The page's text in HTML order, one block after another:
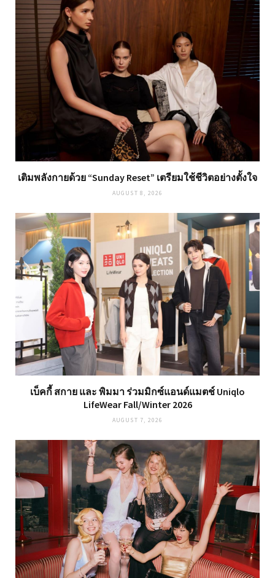
เติมพลังกายด้วย “Sunday Reset” เตรียมใช้ชีวิตอย่างตั้งใจ
AUGUST 8, 2026
เบ็คกี้ สกาย และ พิมมา ร่วมมิกซ์แอนด์แมตช์ Uniqlo
LifeWear Fall/Winter 2026
AUGUST 7, 2026